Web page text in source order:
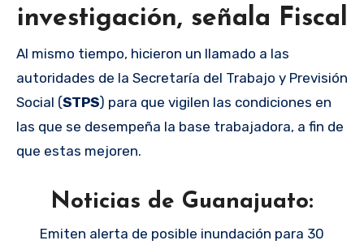
investigación, señala Fiscal
Al mismo tiempo, hicieron un llamado a las
autoridades de la Secretaría del Trabajo y Previsión
Social (STPS) para que vigilen las condiciones en
las que se desempeña la base trabajadora, a fin de
que estas mejoren.
Noticias de Guanajuato:
Emiten alerta de posible inundación para 30